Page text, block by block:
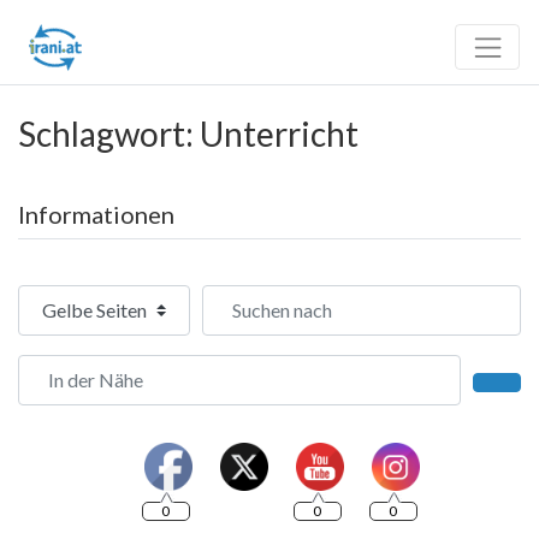
Schlagwort: Unterricht
Informationen
Suchtyp auswählen Suchen nach
In der Nähe
0 0 0